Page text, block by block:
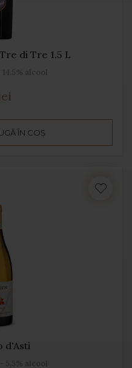
di Tre 1.5 L
alcool
ÎN COȘ
d'Asti